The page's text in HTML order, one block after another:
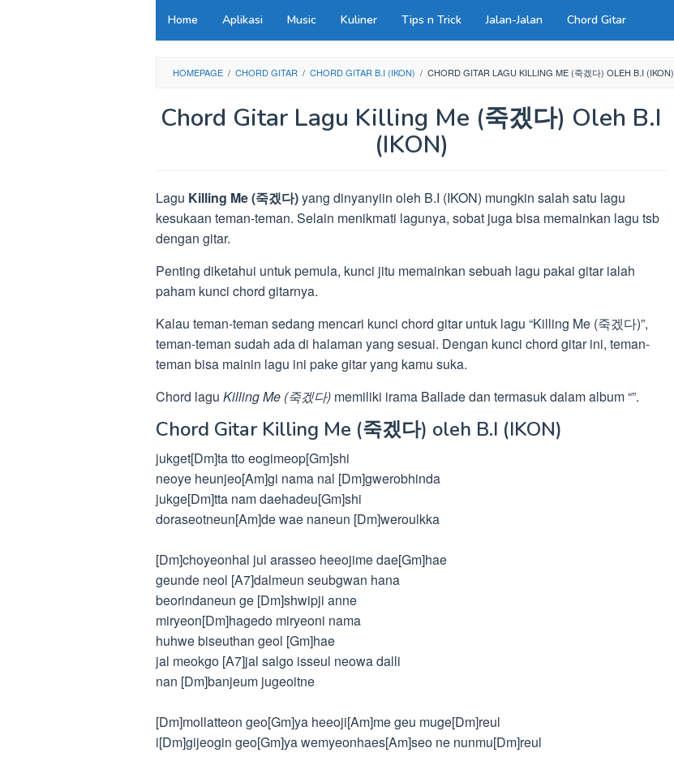
Home Aplikasi Music Kuliner Tips n Trick Jalan-Jalan Chord Gitar
HOMEPAGE / CHORD GITAR / CHORD GITAR B.I (IKON) / CHORD GITAR LAGU KILLING ME (죽겠다) OLEH B.I (IKON)
Chord Gitar Lagu Killing Me (죽겠다) Oleh B.I
(IKON)
Lagu Killing Me (죽겠다)yang dinyanyiin oleh B.I (IKON) mungkin salah satu lagu
kesukaan teman-teman. Selain menikmati lagunya, sobat juga bisa memainkan lagu tsb
dengan gitar.
Penting diketahui untuk pemula, kunci jitu memainkan sebuah lagu pakai gitar ialah
paham kunci chord gitarnya.
Kalau teman-teman sedang mencari kunci chord gitar untuk lagu “Killing Me (죽겠다)”,
teman-teman sudah ada di halaman yang sesuai. Dengan kunci chord gitar ini, teman-
teman bisa mainin lagu ini pake gitar yang kamu suka.
Chord lagu Killing Me (죽겠다) memiliki irama Ballade dan termasuk dalam album “”.
Chord Gitar Killing Me (죽겠다) oleh B.I (IKON)
jukget[Dm]ta tto eogimeop[Gm]shi
neoye heunjeo[Am]gi nama nal [Dm]gwerobhinda
jukge[Dm]tta nam daehadeu[Gm]shi
doraseotneun[Am]de wae naneun [Dm]weroulkka
[Dm]choyeonhal jul arasseo heeojime dae[Gm]hae
geunde neol [A7]dalmeun seubgwan hana
beorindaneun ge [Dm]shwipji anne
miryeon[Dm]hagedo miryeoni nama
huhwe biseuthan geol [Gm]hae
jal meokgo [A7]jal salgo isseul neowa dalli
nan [Dm]banjeum jugeoitne
[Dm]mollatteon geo[Gm]ya heeoji[Am]me geu muge[Dm]reul
i[Dm]gijeogin geo[Gm]ya wemyeonhaes[Am]seo ne nunmu[Dm]reul